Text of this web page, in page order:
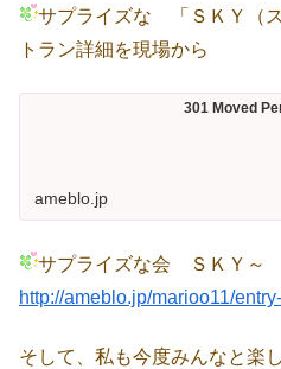
サプライズな 「ＳＫＹ（
トラン詳細を現場から
301 Moved
ameblo.jp
サプライズな会 ＳＫＹ～
http://ameblo.jp/marioo11/
そして、私も今度みんなと楽